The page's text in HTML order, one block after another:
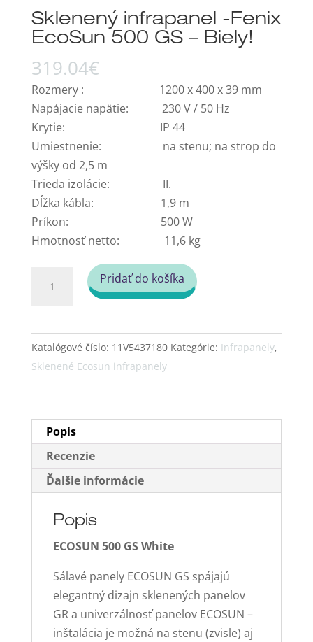
Sklenený infrapanel -Fenix
EcoSun 500 GS – Biely!
319.04€
Rozmery : 1200 x 400 x 39 mm
Napájacie napätie: 230 V / 50 Hz
Krytie: IP 44
Umiestnenie: na stenu; na strop do
výšky od 2,5 m
Trieda izolácie: II.
Dĺžka kábla: 1,9 m
Príkon: 500 W
Hmotnosť netto: 11,6 kg
Sklenený
-
Fenix
EcoSun
Biely!
Pridať do košíka
Katalógové číslo: 11V5437180 Kategórie: Infrapanely,
Sklenené Ecosun infrapanely
Popis
Recenzie
Ďalšie informácie
Popis
ECOSUN 500 GS White
Sálavé panely ECOSUN GS spájajú
elegantný dizajn sklenených panelov
GR a univerzálnosť panelov ECOSUN –
inštalácia je možná na stenu (zvisle) aj